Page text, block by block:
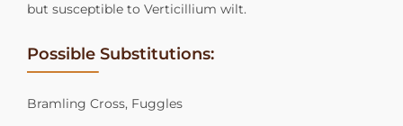
but susceptible to Verticillium wilt.
Possible Substitutions:
Bramling Cross, Fuggles